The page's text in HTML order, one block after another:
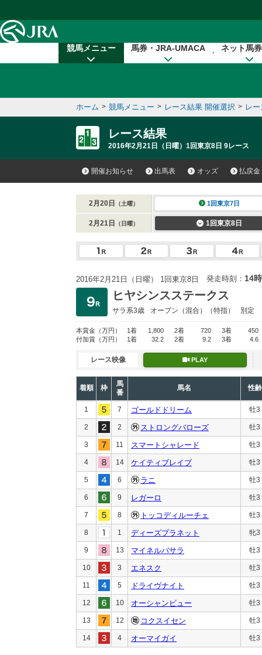
競馬メニュー 馬券・JRA-UMACA ネット馬
ホーム > 競馬メニュー > レース結果 開催選択 > レ
レース結果
2016年2月21日（日曜）1回東京8日 9レース
開催お知らせ 出馬表 オッズ 払戻金
2月20日 （土曜） 1回東京7日
2月21日 （日曜） 1回東京8日
2016年2月21日（日曜） 1回東京8日 発走時刻： 14
ヒヤシンスステークス
サラ系3歳 オープン （混合）（特指） 別定
本賞金 （万円） 1着 1,800 2着 720 3着
450
付加賞 （万円） 1着 32.2 2着 9.2 3着 4.6
レース映像 PLAY
着順 枠
馬
番
馬名 性齢
1 7 ゴールドドリーム 牡3
2 2 ストロングバローズ 牡3
3 11 スマートシャレード 牡3
4 14 ケイティブレイブ 牡3
5 6 ラニ 牡3
6 9 レガーロ 牡3
7 8 トッコディルーチェ 牡3
8 1 ディーズプラネット 牝3
9 13 マイネルバサラ 牡3
10 3 エネスク 牡3
11 5 ドライヴナイト 牡3
12 10 オーシャンビュー 牡3
13 12 コクスイセン 牡3
14 4 オーマイガイ 牡3